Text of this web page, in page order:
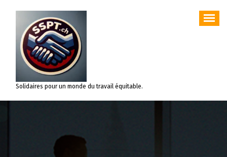
contenu
Solidaires pour un monde du travail équitable.